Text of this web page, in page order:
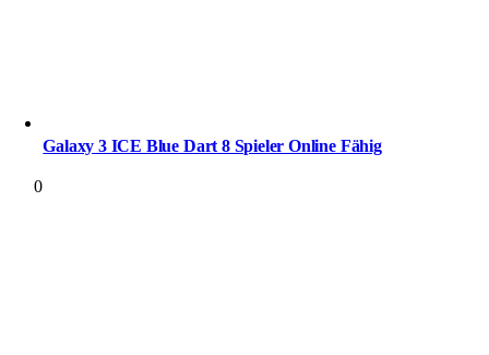
Galaxy 3 ICE Blue Dart 8 Spieler Online Fähig
0